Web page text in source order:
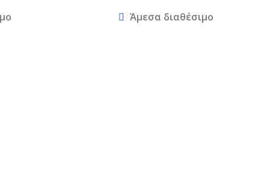
Άμεσα διαθέσιμο